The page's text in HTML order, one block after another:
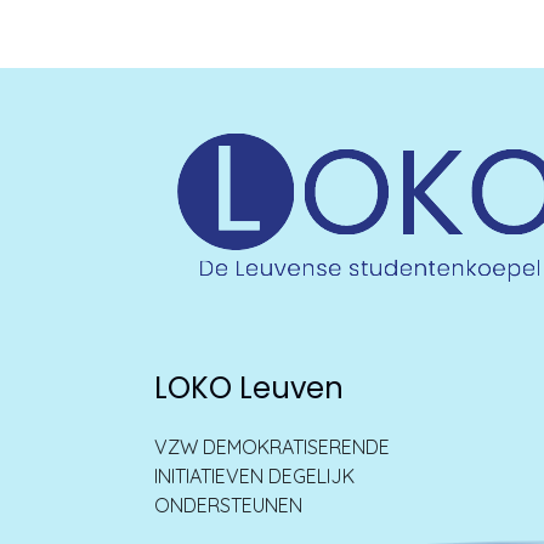
VZW DEMOKRATISERENDE
INITIATIEVEN DEGELIJK
ONDERSTEUNEN
LOKO Leuven